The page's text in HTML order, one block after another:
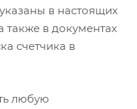
в настоящих
также в документах
счетчика в
любую